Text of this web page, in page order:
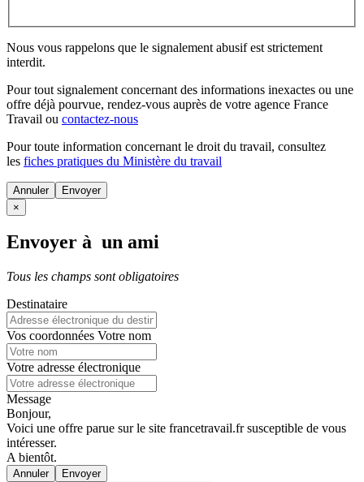
Nous vous rappelons que le signalement abusif est strictement
interdit.
Pour tout signalement concernant des informations inexactes ou une
offre déjà pourvue, rendez-vous auprès de votre agence France
Travail ou contactez-nous
Pour toute information concernant le droit du travail, consultez
les fiches pratiques du Ministère du travail
Annuler
×
Envoyer à un ami
Tous les champs sont obligatoires
Destinataire
Vos coordonnées Votre nom
Votre adresse électronique
Message
Bonjour,
Voici une offre parue sur le site francetravail.fr susceptible de vous
intéresser.
A bientôt.
Annuler